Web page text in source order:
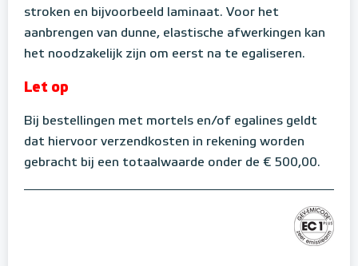
stroken en bijvoorbeeld laminaat. Voor het
aanbrengen van dunne, elastische afwerkingen kan
het noodzakelijk zijn om eerst na te egaliseren.
Let op
Bij bestellingen met mortels en/of egalines geldt
dat hiervoor verzendkosten in rekening worden
gebracht bij een totaalwaarde onder de € 500,00.